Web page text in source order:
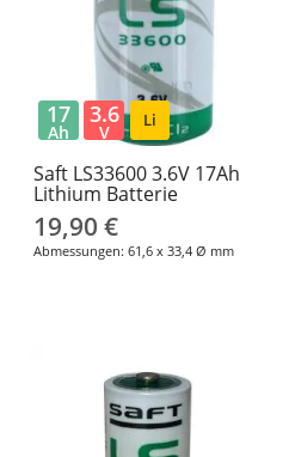
Saft LS33600 3.6V 17Ah
Lithium Batterie
19,90 €
Abmessungen: 61,6 x 33,4 Ø mm
17
Ah
3.6
V
Li